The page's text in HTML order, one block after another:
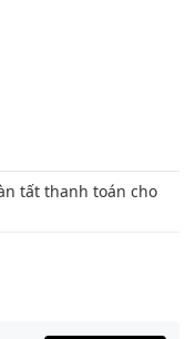
tất thanh toán cho